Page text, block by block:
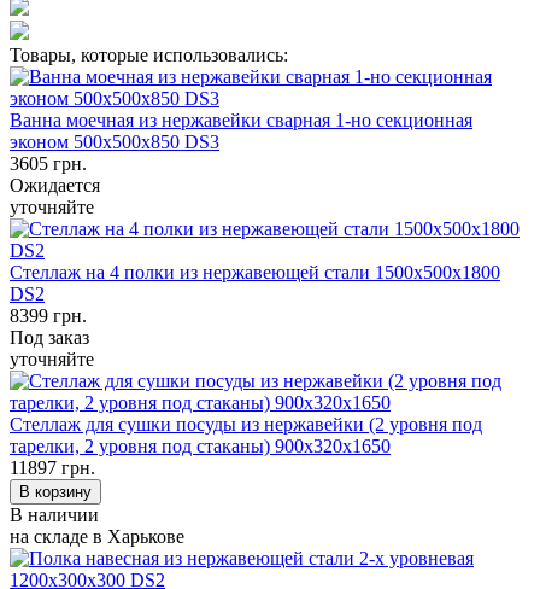
Товары, которые использовались:
Ванна моечная из нержавейки сварная 1-но секционная
эконом 500х500х850 DS3
3605 грн.
Ожидается
уточняйте
Стеллаж на 4 полки из нержавеющей стали 1500х500х1800
DS2
8399 грн.
Под заказ
уточняйте
Стеллаж для сушки посуды из нержавейки (2 уровня под
тарелки, 2 уровня под стаканы) 900х320х1650
11897 грн.
В наличии
на складе в Харькове